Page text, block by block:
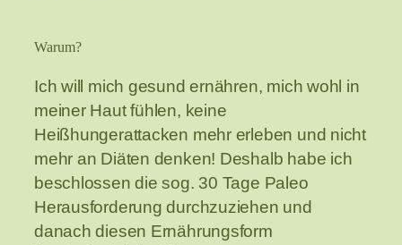
Warum?
Ich will mich gesund ernähren, mich wohl in
meiner Haut fühlen, keine
Heißhungerattacken mehr erleben und nicht
mehr an Diäten denken! Deshalb habe ich
beschlossen die sog. 30 Tage Paleo
Herausforderung durchzuziehen und
danach diesen Ernährungsform